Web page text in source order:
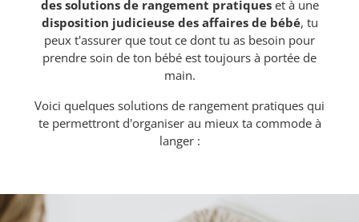
des solutions de rangement pratiqueset à une
disposition judicieuse des affaires de bébé, tu
peux t'assurer que tout ce dont tu as besoin pour
prendre soin de ton bébé est toujours à portée de
main.
Voici quelques solutions de rangement pratiques qui
te permettront d'organiser au mieux ta commode à
langer :